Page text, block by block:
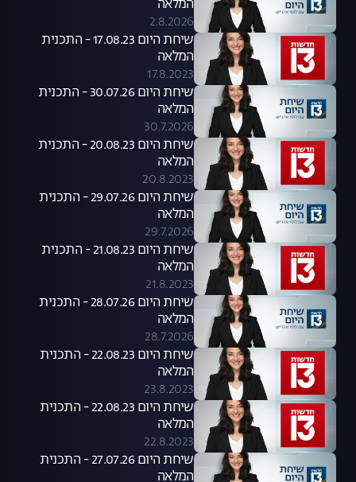
המלאה
2.8.2026
שיחת היום 17.08.23 - התכנית
המלאה
17.8.2023
שיחת היום 30.07.26 - התכנית
המלאה
30.7.2026
שיחת היום 20.08.23 - התכנית
המלאה
20.8.2023
שיחת היום 29.07.26 - התכנית
המלאה
29.7.2026
שיחת היום 21.08.23 - התכנית
המלאה
21.8.2023
שיחת היום 28.07.26 - התכנית
המלאה
28.7.2026
שיחת היום 22.08.23 - התכנית
המלאה
23.8.2023
שיחת היום 22.08.23 - התכנית
המלאה
22.8.2023
שיחת היום 27.07.26 - התכנית
המלאה